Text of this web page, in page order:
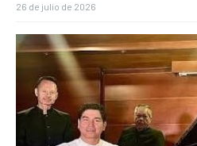
26 de julio de 2026